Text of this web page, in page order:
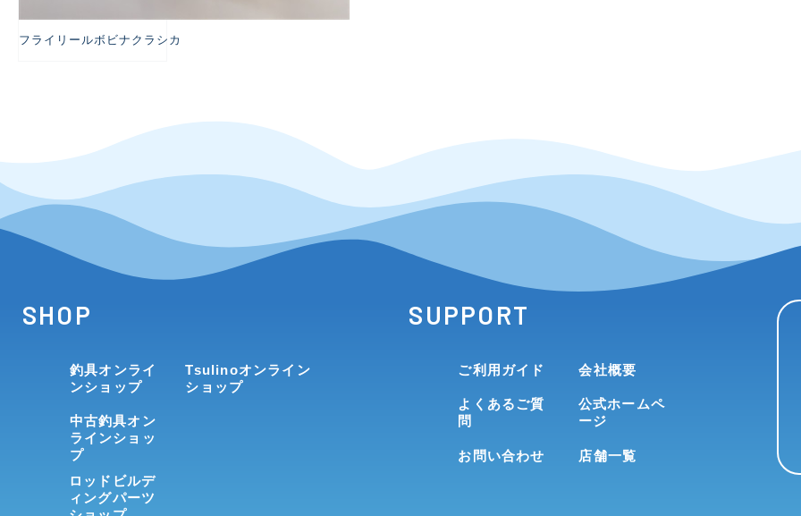
フライリールボビナクラシカ
SHOP
釣具オンライ
ンショップ
中古釣具オン
ラインショッ
プ
ロッドビルデ
ィングパーツ
Tsulinoオンライン
ショップ
SUPPORT
ご利用ガイド
よくあるご質
問
お問い合わせ
会社概要
公式ホームペ
ージ
店舗一覧